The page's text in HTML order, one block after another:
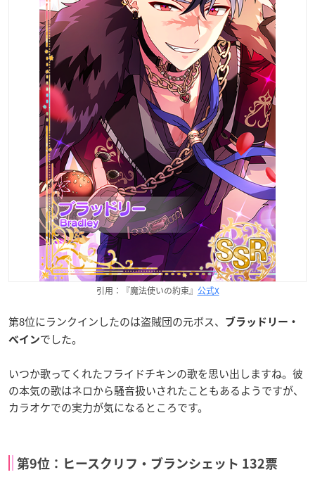
引用：『魔法使いの約束』 公式X
第8位にランクインしたのは盗賊団の元ボス、
ブラッドリー・
ベインでした。
いつか歌ってくれたフライドチキンの歌を思い出しますね。彼
の本気の歌はネロから騒音扱いされたこともあるようですが、
カラオケでの実力が気になるところです。
第9位：ヒースクリフ・ブランシェット 132票